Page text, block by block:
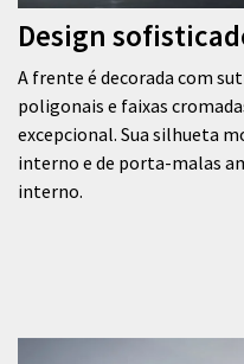
Design
A frente é decorada com
poligonais e faixas
excepcional. Sua silhueta
interno e de porta-malas
interno.